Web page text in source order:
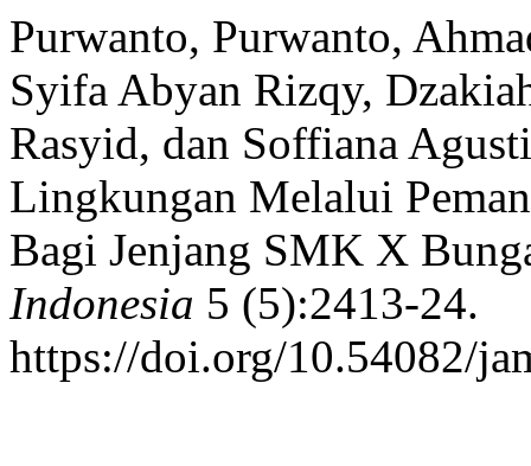
Purwanto, Purwanto,
Syifa Abyan Rizqy,
Rasyid, dan Soffiana
Lingkungan Melalui
Bagi Jenjang SMK X
Indonesia 5 (5):2413-24.
https://doi.org/10.54082/